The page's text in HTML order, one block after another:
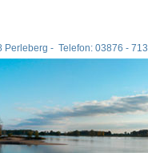
Perleberg - Telefon: 03876 -